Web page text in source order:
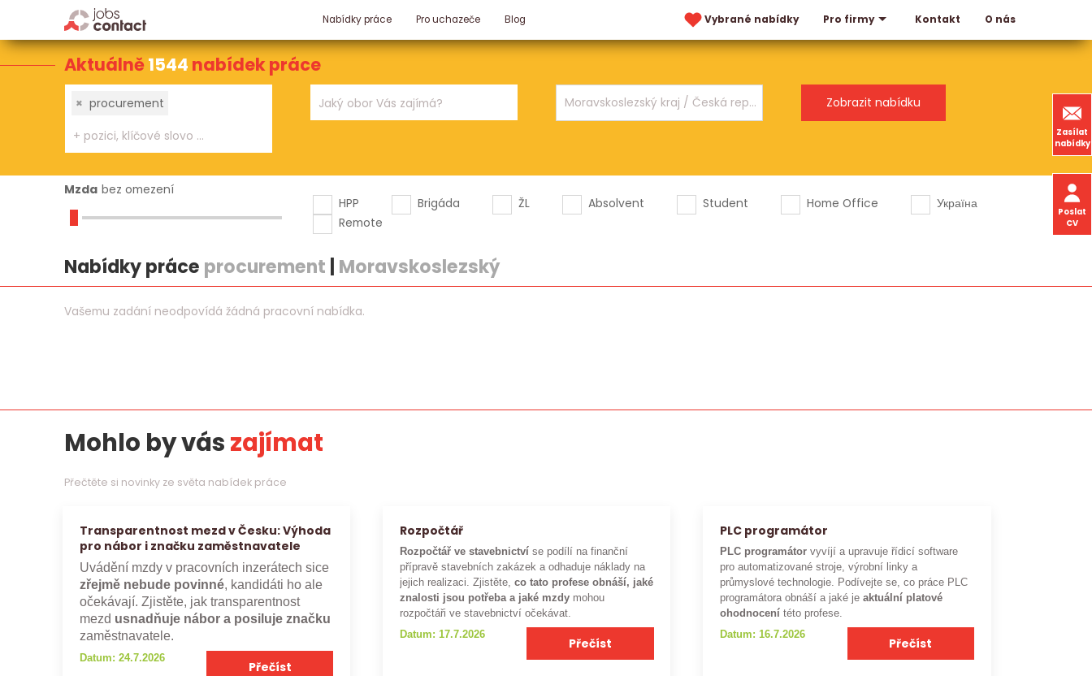
Nabídky práce Pro uchazeče Blog Vybrané nabídky Pro firmy Kontakt O nás
Zasílat
nabídky
Poslat
CV
Aktuálně1544 nabídek práce
× procurement
Mzda bez omezení
HPP
Brigáda ŽL Absolvent Student Home Office
Україна
Remote
Nabídky práce procurement Moravskoslezský
Vašemu zadání neodpovídá žádná pracovní nabídka.
Mohlo by vászajímat
Přečtěte si novinky ze světa nabídek práce
Transparentnost mezd v Česku: Výhoda
pro nábor i značku zaměstnavatele
Uvádění mzdy v pracovních inzerátech sice
zřejmě nebude povinné, kandidáti ho ale
očekávají. Zjistěte, jak transparentnost
mezd usnadňuje nábor a posiluje značku
zaměstnavatele.
Datum: 24.7.2026
Přečíst
Rozpočtář
Rozpočtář ve stavebnictví se podílí na finanční
přípravě stavebních zakázek a odhaduje náklady na
jejich realizaci. Zjistěte,co tato profese obnáší, jaké
znalosti jsou potřeba a jaké mzdy mohou
rozpočtáři ve stavebnictví očekávat.
Datum: 17.7.2026
Přečíst
PLC programátor
PLC programátor vyvíjí a upravuje řídicí software
pro automatizované stroje, výrobní linky a
průmyslové technologie. Podívejte se, co práce PLC
programátora obnáší a jaké je aktuální platové
ohodnocení této profese.
Datum: 16.7.2026
Přečíst